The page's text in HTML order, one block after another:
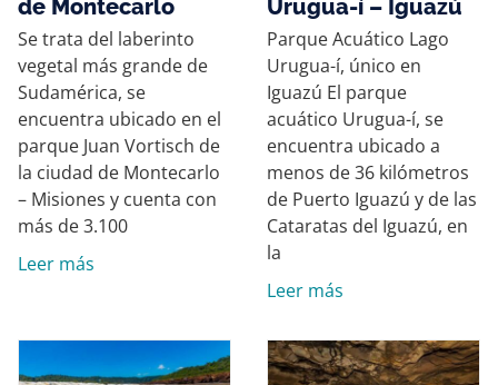
de Montecarlo
Se trata del laberinto
vegetal más grande de
Sudamérica, se
encuentra ubicado en el
parque Juan Vortisch de
la ciudad de Montecarlo
– Misiones y cuenta con
más de 3.100
Leer más
Urugua-í – Iguazú
Parque Acuático Lago
Urugua-í, único en
Iguazú El parque
acuático Urugua-í, se
encuentra ubicado a
menos de 36 kilómetros
de Puerto Iguazú y de las
Cataratas del Iguazú, en
la
Leer más